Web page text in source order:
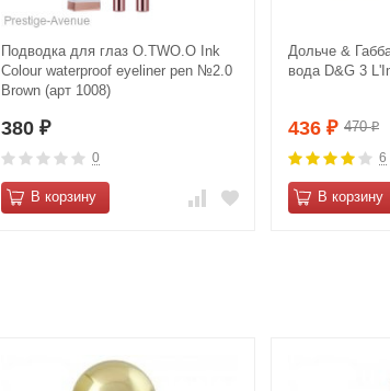
Подводка для глаз O.TWO.O Ink
Colour waterproof eyeliner pen №2.0
Brown (арт 1008)
380 ₽
0
В корзину
Дольче &
вода D&G 3
436 ₽ 470₽
6
В корзину